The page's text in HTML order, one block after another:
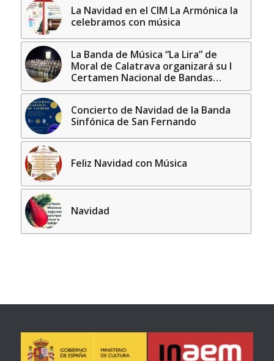
La Navidad en el CIM La Armónica la
celebramos con música
La Banda de Música “La Lira” de
Moral de Calatrava organizará su I
Certamen Nacional de Bandas…
Concierto de Navidad de la Banda
Sinfónica de San Fernando
Feliz Navidad con Música
Navidad